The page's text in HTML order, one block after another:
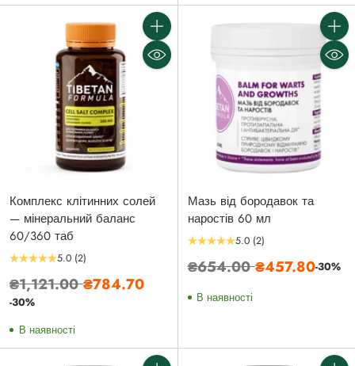
Кількість
Комплекс клітинних солей
— мінеральний баланс
60/360 таб
5.0 (2)
Звичайна
ціна
₴1,121.00₴784.70
-30%
В наявності
Мазь від бородавок та
наростів 60 мл
5.0 (2)
Звичайна
₴654.00₴457.80-30%
В наявності